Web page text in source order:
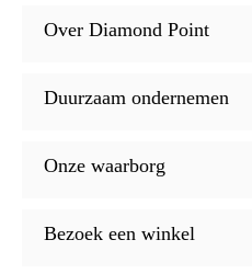
Over Diamond Point
Duurzaam ondernemen
Onze waarborg
Bezoek een winkel